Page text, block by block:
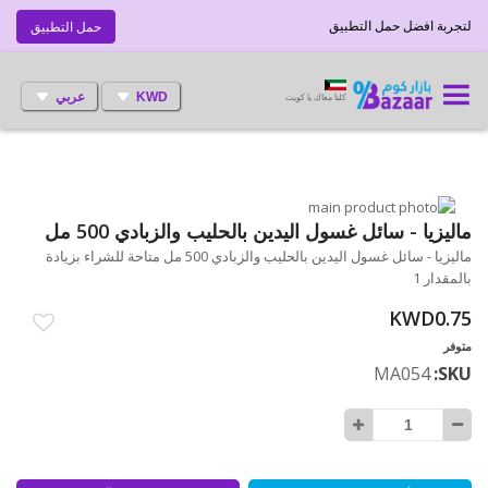
حمل التطبيق لتجربة افضل حمل التطبيق
KWD عربي كلنا معاك يا كويت
انتقل
إلى
النهاية
معرض
الصور
تخطي
إلى
بداية
معرض
الصور
ماليزيا - سائل غسول اليدين بالحليب والزبادي 500 مل
ماليزيا - سائل غسول اليدين بالحليب والزبادي 500 مل متاحة للشراء بزيادة
بالمقدار 1
KWD0.75
متوفر
SKU
MA054